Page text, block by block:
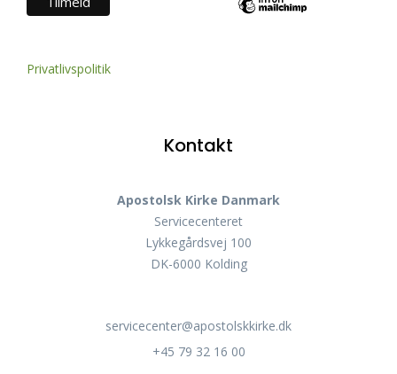
Privatlivspolitik
Kontakt
Apostolsk Kirke Danmark
Servicecenteret
Lykkegårdsvej 100
DK-6000 Kolding
servicecenter@apostolskkirke.dk
+45 79 32 16 00